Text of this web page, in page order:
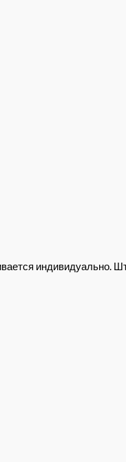
индивидуально.